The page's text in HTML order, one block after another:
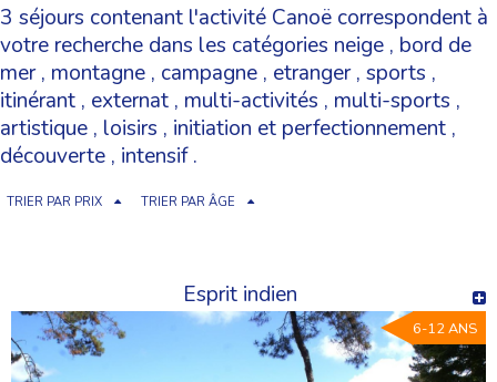
3 séjours contenant l'activité Canoë correspondent à
votre recherche dans les catégories neige , bord de
mer, montagne , campagne , etranger, sports ,
itinérant , externat , multi-activités , multi-sports ,
artistique , loisirs , initiation et perfectionnement ,
découverte , intensif.
TRIER PAR PRIX TRIER PAR ÂGE
Esprit indien
6-12 ANS